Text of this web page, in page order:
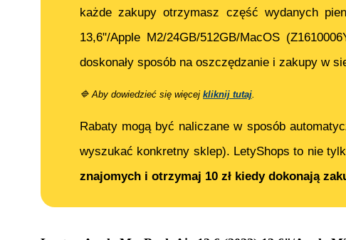
każde zakupy otrzymasz część wydanych
13,6"/Apple M2/24GB/512GB/MacOS
doskonały sposób na oszczędzanie i zakupy w
🔷 Aby dowiedzieć się więcej kliknij tutaj.
Rabaty mogą być naliczane w sposób
wyszukać konkretny sklep). LetyShops to nie
znajomych i otrzymaj 10 zł kiedy dokonają